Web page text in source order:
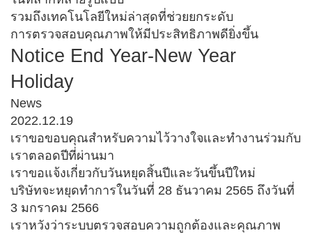
รวมถึงเทคโนโลยีใหม่ล่าสุดที่ช่วยยกระดับ
การตรวจสอบคุณภาพให้มีประสิทธิภาพดียิ่งขึ้น
Notice End Year-New Year
Holiday
News
2022.12.19
เราขอขอบคุณสำหรับความไว้วางใจและทำงานร่วมกับ
เราตลอดปีที่ผ่านมา
เราขอแจ้งเกี่ยวกับวันหยุดสิ้นปีและวันขึ้นปีใหม่
บริษัทจะหยุดทำการในวันที่ 28 ธันวาคม 2565 ถึงวันที่
3 มกราคม 2566
เราหวังว่าระบบตรวจสอบความถูกต้องและคุณภาพ